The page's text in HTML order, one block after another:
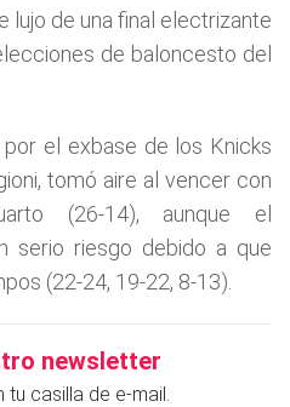
lujo de una final electrizante
de baloncesto del
el exbase de los Knicks
tomó aire al vencer con
(26-14), aunque el
serio riesgo debido a que
(22-24, 19-22, 8-13).
newsletter
casilla de e-mail.